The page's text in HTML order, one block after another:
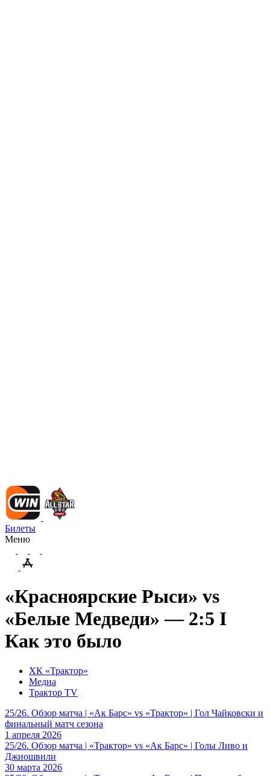
Билеты
Меню
«Красноярские Рыси» vs
«Белые Медведи» — 2:5 I
Как это было
ХК «Трактор»
Медиа
Трактор TV
25/26. Обзор матча | «Ак Барс» vs «Трактор» | Гол Чайковски и
финальный матч сезона
1 апреля 2026
25/26. Обзор матча | «Трактор» vs «Ак Барс» | Голы Ливо и
Джиошвили
30 марта 2026